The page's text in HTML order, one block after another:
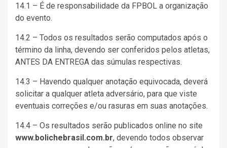
14.1 – É de responsabilidade da FPBOL a organização
do evento.
14.2 – Todos os resultados serão computados após o
término da linha, devendo ser conferidos pelos atletas,
ANTES DA ENTREGA das súmulas respectivas.
14.3 – Havendo qualquer anotação equivocada, deverá
solicitar a qualquer atleta adversário, para que viste
eventuais correções e/ou rasuras em suas anotações.
14.4 – Os resultados serão publicados online no site
www.bolichebrasil.com.br, devendo todos observar